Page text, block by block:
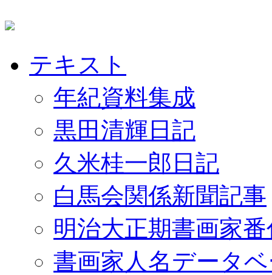
テキスト
年紀資料集成
黒田清輝日記
久米桂一郎日記
白馬会関係新聞記事
明治大正期書画家
書画家人名データ